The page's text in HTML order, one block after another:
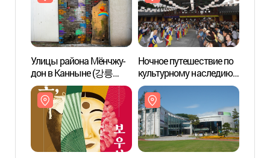
Улицы района Мёнчжу-
дон в Канныне (강릉
명주동 거리)
Ночное путешествие по
культурному наследию
Каннына (강릉 국가유산
야행)